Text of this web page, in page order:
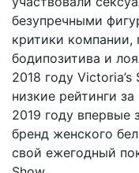
безупречными
критики компании,
бодипозитива и
2018 году
низкие рейтинги
2019 году впервые
бренд женского
свой ежегодный